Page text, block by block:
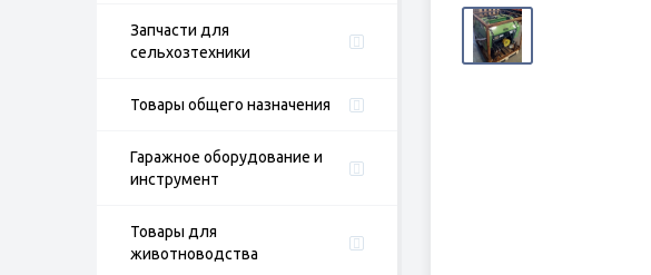
Запчасти для
сельхозтехники
Товары общего назначения
Гаражное оборудование и
инструмент
Товары для
животноводства